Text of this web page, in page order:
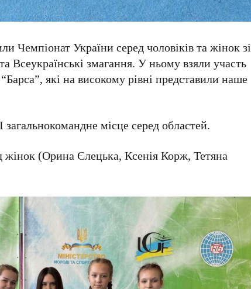
Чемпіонат України серед чоловіків та жінок зі
Всеукраїнські змагання. У ньому взяли участь
які на високому рівні представили наше
місце серед областей.
жінок (Орина Єлецька, Ксенія Корж, Тетяна